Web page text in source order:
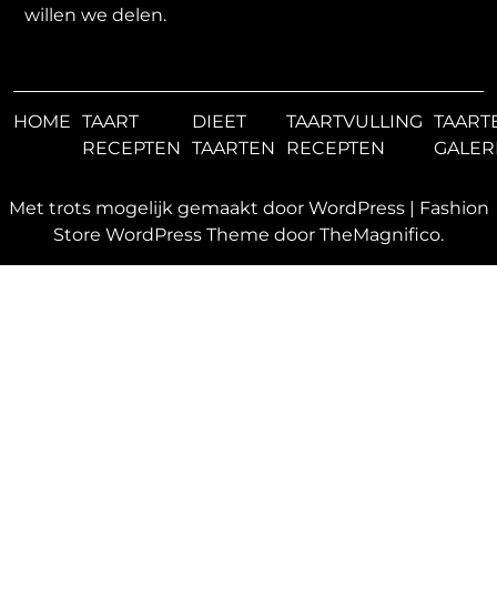
willen we delen.
HOME TAART
RECEPTEN
DIEET
TAARTEN
TAARTVULLING
RECEPTEN
Met trots mogelijk gemaakt door WordPress | Fashion
Store WordPress Theme door TheMagnifico.